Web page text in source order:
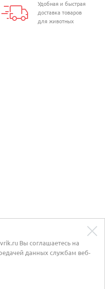
Удобная и быстрая
доставка товаров
для животных
Вы соглашаетесь на
данных службам веб-